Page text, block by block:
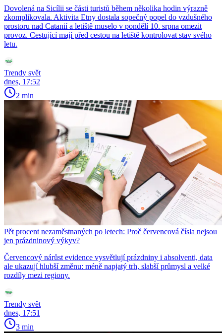
Dovolená na Sicílii se části turistů během několika hodin výrazně
zkomplikovala. Aktivita Etny dostala sopečný popel do vzdušného
prostoru nad Catanií a letiště muselo v pondělí 10. srpna omezit
provoz. Cestující mají před cestou na letiště kontrolovat stav svého
letu.
Trendy svět
dnes, 17:52
2 min
Pět procent nezaměstnaných po letech: Proč červencová čísla nejsou
jen prázdninový výkyv?
Červencový nárůst evidence vysvětlují prázdniny i absolventi, data
ale ukazují hlubší změnu: méně napjatý trh, slabší průmysl a velké
rozdíly mezi regiony.
Trendy svět
dnes, 17:51
3 min